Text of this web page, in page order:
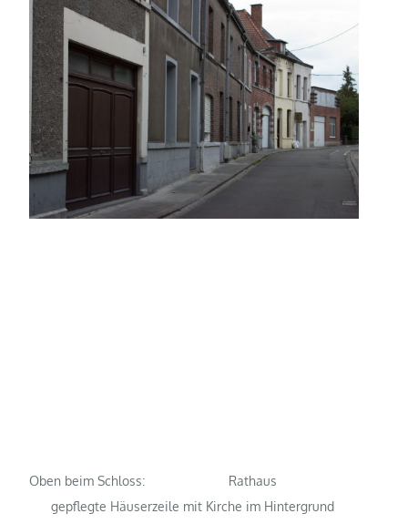
Oben beim Schloss: Rathaus
gepflegte Häuserzeile mit Kirche im Hintergrund